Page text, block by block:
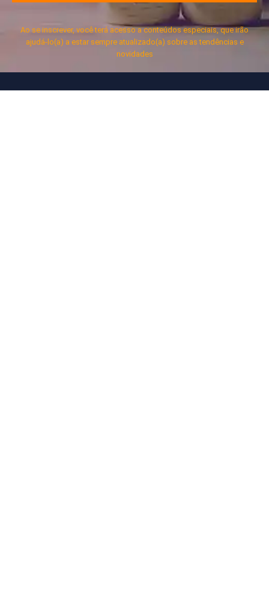
Ao se inscrever, você terá acesso a conteúdos especiais, que irão
ajudá-lo(a) a estar sempre atualizado(a) sobre as tendências e
novidades